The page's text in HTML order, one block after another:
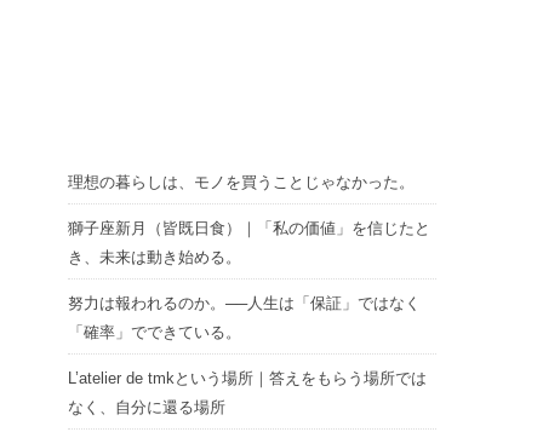
理想の暮らしは、モノを買うことじゃなかった。
獅子座新月（皆既日食）｜「私の価値」を信じたと
き、未来は動き始める。
努力は報われるのか。──人生は「保証」ではなく
「確率」でできている。
L’atelier de tmkという場所｜答えをもらう場所では
なく、自分に還る場所